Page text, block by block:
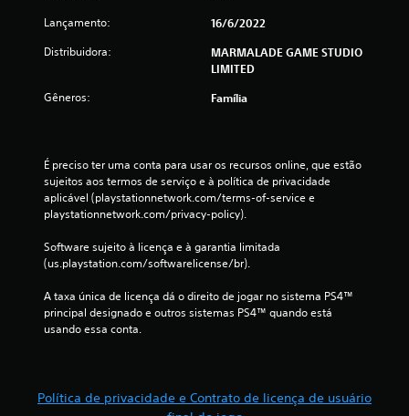
f
Lançamento: 16/6/2022
Distribuidora:
MARMALADE GAME STUDIO
LIMITED
Gêneros: Família
É preciso ter uma conta para usar os recursos online, que estão
sujeitos aos termos de serviço e à política de privacidade
aplicável (playstationnetwork.com/terms-of-service e
playstationnetwork.com/privacy-policy).
Software sujeito à licença e à garantia limitada
(us.playstation.com/softwarelicense/br).
A taxa única de licença dá o direito de jogar no sistema PS4™
principal designado e outros sistemas PS4™ quando está
usando essa conta.
Política de privacidade e Contrato de licença de usuário